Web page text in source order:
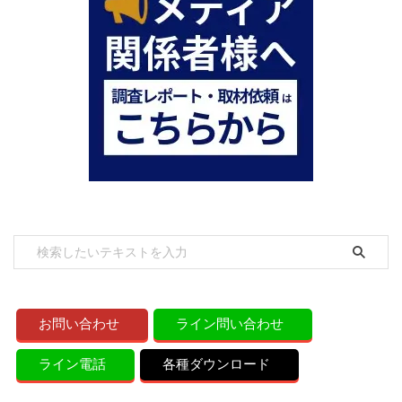
お問い合わせ ライン問い合わせ
ライン電話 各種ダウンロード